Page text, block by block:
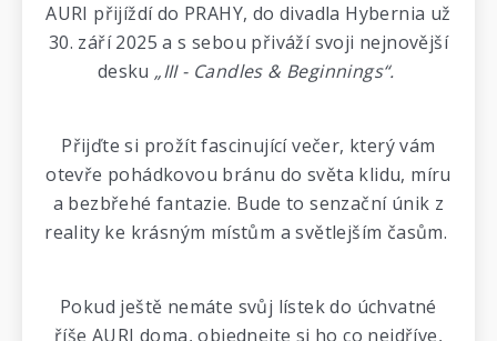
AURI přijíždí do PRAHY, do divadla Hybernia už
30. září 2025 a s sebou přiváží svoji nejnovější
desku „III - Candles & Beginnings“.
Přijďte si prožít fascinující večer, který vám
otevře pohádkovou bránu do světa klidu, míru
a bezbřehé fantazie. Bude to senzační únik z
reality ke krásným místům a světlejším časům.
Pokud ještě nemáte svůj lístek do úchvatné
říše AURI doma, objednejte si ho co nejdříve,